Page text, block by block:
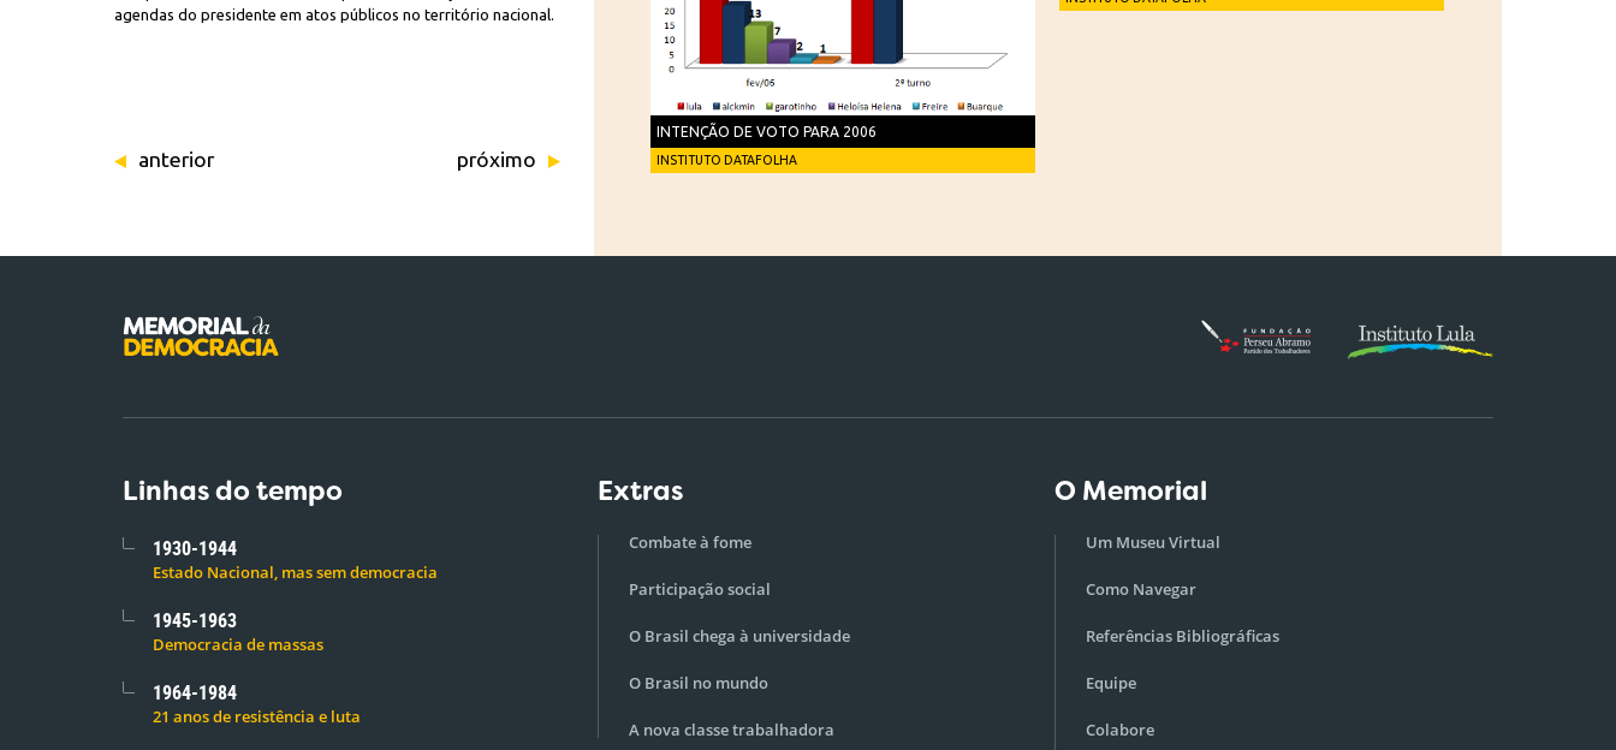
agendas do presidente em atos públicos no território nacional.
anterior próximo
INTENÇÃO DE VOTO PARA 2006
INSTITUTO DATAFOLHA
Linhas do tempo
1930-1944
Estado Nacional, mas sem democracia
1945-1963
Democracia de massas
1964-1984
21 anos de resistência e luta
Extras
Combate à fome
Participação social
O Brasil chega à universidade
O Brasil no mundo
A nova classe trabalhadora
O Memorial
Um Museu Virtual
Como Navegar
Referências Bibliográficas
Equipe
Colabore